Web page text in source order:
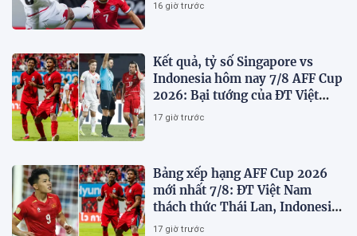
16 giờ trước
Kết quả, tỷ số Singapore vs
Indonesia hôm nay 7/8 AFF Cup
2026: Bại tướng của ĐT Việt
nam dừng bước sớm
17 giờ trước
Bảng xếp hạng AFF Cup 2026
mới nhất 7/8: ĐT Việt Nam
thách thức Thái Lan, Indonesia
dừng bước
17 giờ trước